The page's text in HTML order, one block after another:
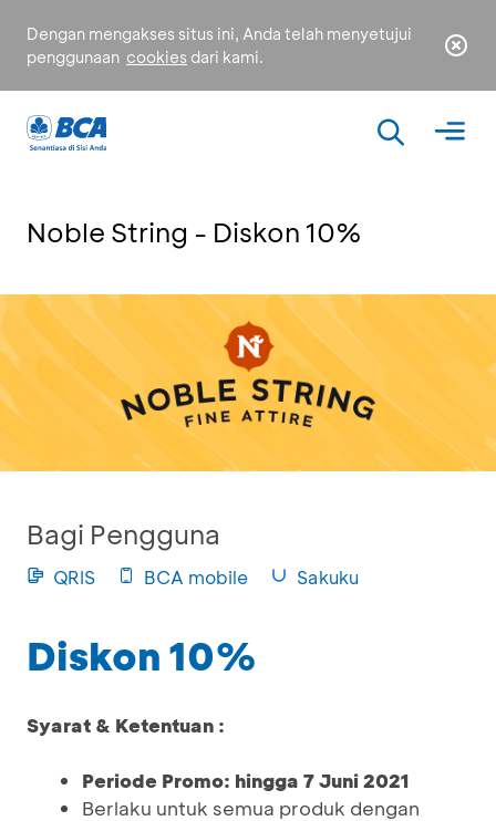
Dengan mengakses situs ini, Anda telah menyetujui
penggunaan cookies dari kami.
Noble String - Diskon 10%
Bagi Pengguna
QRIS BCA mobile Sakuku
Diskon 10%
Syarat & Ketentuan :
Periode Promo: hingga 7 Juni 2021
Berlaku untuk semua produk dengan